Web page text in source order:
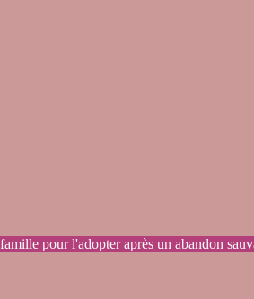
pour l'adopter après un abandon